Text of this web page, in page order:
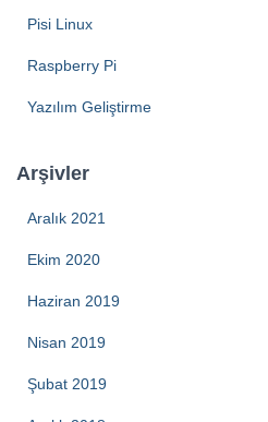
Pisi Linux
Raspberry Pi
Yazılım Geliştirme
Arşivler
Aralık 2021
Ekim 2020
Haziran 2019
Nisan 2019
Şubat 2019